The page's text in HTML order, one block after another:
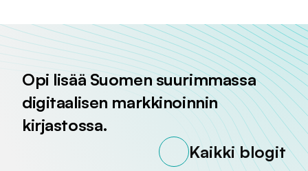
Opi lisää Suomen suurimmassa
digitaalisen markkinoinnin
kirjastossa.
Kaikki blogit